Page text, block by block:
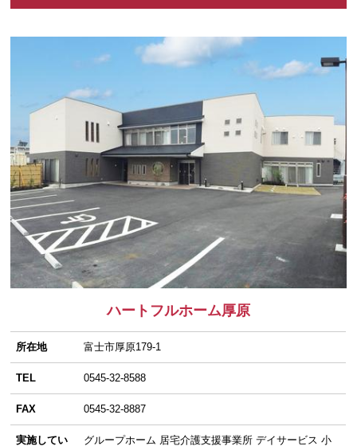
ハートフルホーム厚原
所在地 富士市厚原179-1
TEL 0545-32-8588
FAX 0545-32-8887
実施してい グループホーム 居宅介護支援事業所 デイサービス 小